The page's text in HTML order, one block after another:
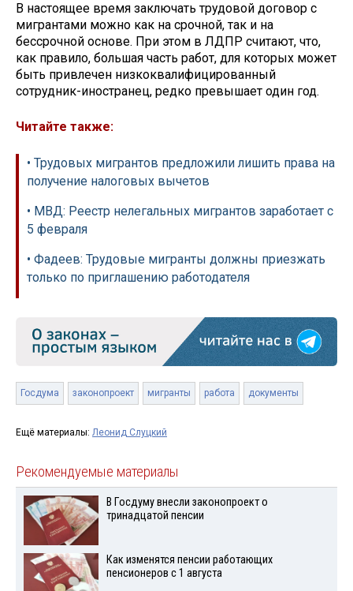
В настоящее время заключать трудовой договор с
мигрантами можно как на срочной, так и на
бессрочной основе. При этом в ЛДПР считают, что,
как правило, большая часть работ, для которых может
быть привлечен низкоквалифицированный
сотрудник-иностранец, редко превышает один год.
Читайте также:
• Трудовых мигрантов предложили лишить права на
получение налоговых вычетов
• МВД: Реестр нелегальных мигрантов заработает с
5 февраля
• Фадеев: Трудовые мигранты должны приезжать
только по приглашению работодателя
Госдума законопроект мигранты работа документы
Ещё материалы: Леонид Слуцкий
Рекомендуемые материалы
В Госдуму внесли законопроект о
тринадцатой пенсии
Как изменятся пенсии работающих
пенсионеров с 1 августа